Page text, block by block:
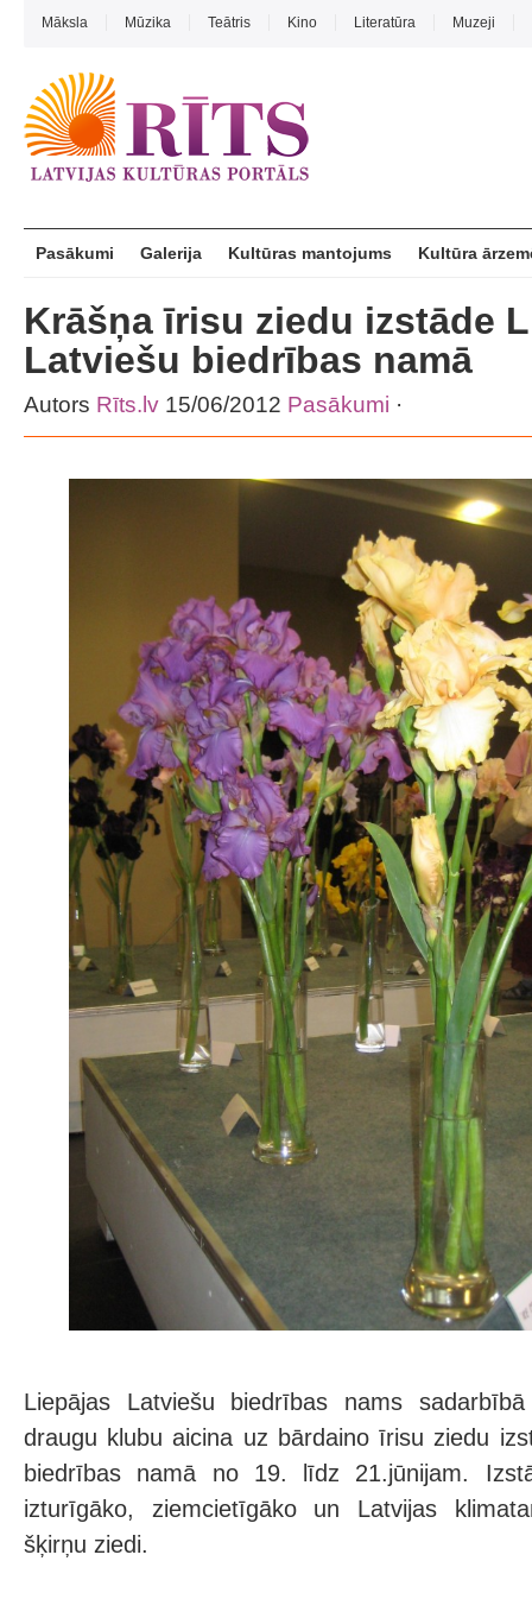
Māksla Mūzika Teātris Kino Literatūra Muzeji
Pasākumi Galerija Kultūras mantojums Kultūra
Krāšņa īrisu ziedu izstāde
Latviešu biedrības namā
Autors Rīts.lv 15/06/2012 Pasākumi ·
Liepājas Latviešu biedrības nams
draugu klubu aicina uz bārdaino īrisu ziedu
biedrības namā no 19. līdz 21.jūnijam.
izturīgāko, ziemcietīgāko un Latvijas
šķirņu ziedi.